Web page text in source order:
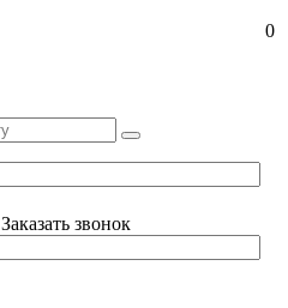
Заказать звонок
0